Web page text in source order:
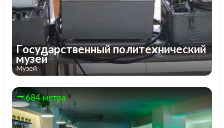
Государственный политехнический
музей
Музей
684 метра